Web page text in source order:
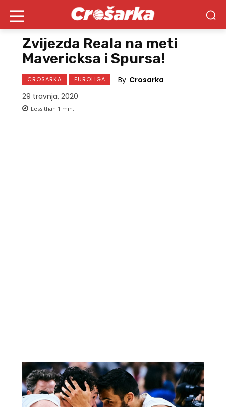
Zvijezda Reala na meti
Mavericksa i Spursa!
CROSARKA EUROLIGA By Crosarka
29 travnja, 2020
Less than 1 min.